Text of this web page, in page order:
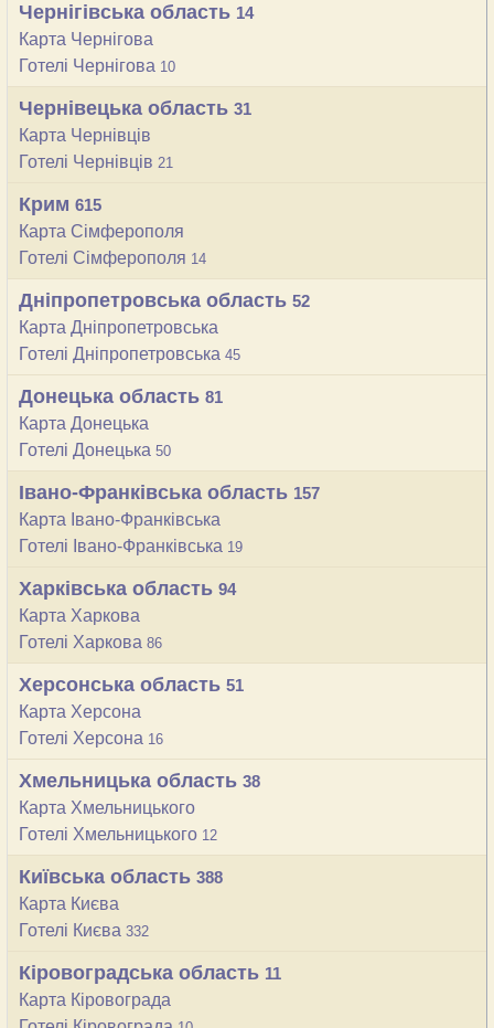
Чернігівська область 14
Карта Чернігова
Готелі Чернігова 10
Чернівецька область 31
Карта Чернівців
Готелі Чернівців 21
Крим 615
Карта Сімферополя
Готелі Сімферополя 14
Дніпропетровська область 52
Карта Дніпропетровська
Готелі Дніпропетровська 45
Донецька область 81
Карта Донецька
Готелі Донецька 50
Івано-Франківська область 157
Карта Івано-Франківська
Готелі Івано-Франківська 19
Харківська область 94
Карта Харкова
Готелі Харкова 86
Херсонська область 51
Карта Херсона
Готелі Херсона 16
Хмельницька область 38
Карта Хмельницького
Готелі Хмельницького 12
Київська область 388
Карта Києва
Готелі Києва 332
Кіровоградcька область 11
Карта Кіровограда